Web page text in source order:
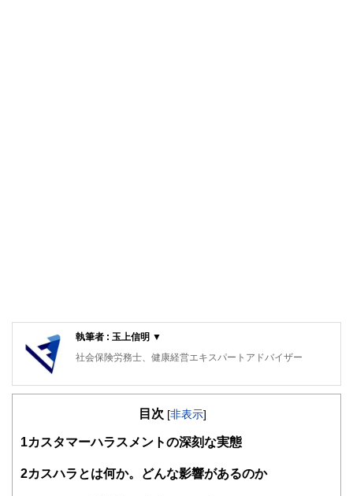
執筆者 : 玉上信明 ▼
社会保険労務士、健康経営エキスパートアドバイザー
目次 [非表示]
1 カスタマーハラスメントの深刻な実態
2カスハラとは何か。どんな影響があるのか